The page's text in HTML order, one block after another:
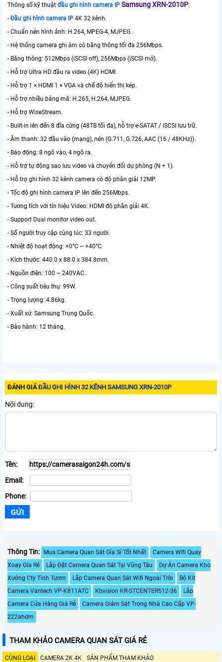
Thông số kỹ thuật đầu ghi hình camera IP Samsung XRN-2010P:
- Đầu ghi hình camera IP 4K 32 kênh.
- Chuẩn nén hình ảnh: H.264, MPEG-4, MJPEG.
- Hệ thống camera ghi âm có băng thông tối đa 256Mbps.
- Băng thông: 512Mbps (iSCSI off), 256Mbps (iSCSI mở).
- Hỗ trợ Ultra HD đầu ra video (4K) HDMI.
- Hỗ trợ 1 × HDMI 1 × VGA và chế độ hiển thị kép.
- Hỗ trợ nhiều bảng mã: H.265, H.264, MJPEG.
- Hỗ trợ WiseStream.
- Built-in lên đến 8 đĩa cứng (48TB tối đa), hỗ trợ e-SATAT / iSCSI lưu trữ.
- Âm thanh: 32 đầu vào (mạng), nén (G.711, G.726, AAC (16 / 48KHz)).
- Báo động: 8 ngõ vào, 4 ngõ ra.
- Hỗ trợ tự động sao lưu video và chuyển đổi dự phòng (N + 1).
- Hỗ trợ ghi hình 32 kênh camera có độ phân giải 12MP.
- Tốc độ ghi hình camera IP lên đến 256Mbps.
- Tương tích với tín hiệu Video: HDMI độ phân giải 4K.
- Support Dual monitor video out.
- Số người truy cập cùng lúc: 33 người.
- Nhiệt độ hoạt động: +0°C ~ +40°C.
- Kích thước: 440.0 x 88.0 x 384.8mm.
- Nguồn điện: 100 ~ 240VAC.
- Công suất tiêu thụ: 99W.
- Trọng lượng: 4.86kg.
- Xuất xứ: Samsung Trung Quốc.
- Bảo hành: 12 tháng.
ĐÁNH GIÁĐẦU GHI HÌNH 32 KÊNH SAMSUNG XRN-2010P
Nội dung:
Tên:
Email:
Phone:
Thông Tin: Mua Camera Quan Sát Gía Sỉ Tốt Nhất
Camera Wifi Quay
Xoay Gía Rẻ
Lắp Đặt Camera Quan Sát Tại Vũng Tàu
Dự Án Camera Kho
Xưởng Cty Tinh Tươm
Lắp Camera Quan Sát Wifi Ngoài Trời
Bộ Kit
Camera Vantech VP-K811ATC
Kbvision KR-STCENTER512-36
Lắp
Camera Cửa Hàng Giá Rẻ
Camera Giám Sát Trong Nhà Cao Cấp VP-
222ahdm
THAM KHẢO CAMERA QUAN SÁT GIÁ RẺ
CÙNG LOẠI CAMERA 2K 4K SẢN PHẨM THAM KHẢO